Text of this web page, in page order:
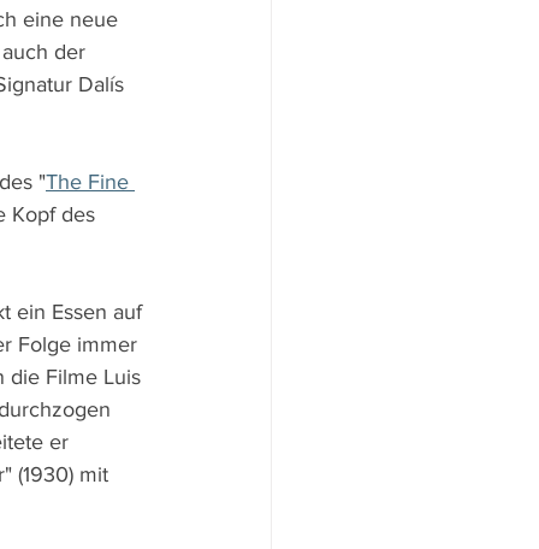
eine neue
der
Dalís
"The Fine
Kopf des
ein Essen auf
Folge immer
die Filme Luis
er
(1930) mit